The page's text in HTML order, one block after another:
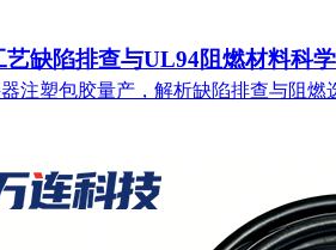
缺陷排查与UL94阻燃材料科
注塑包胶量产，解析缺陷排查与阻燃